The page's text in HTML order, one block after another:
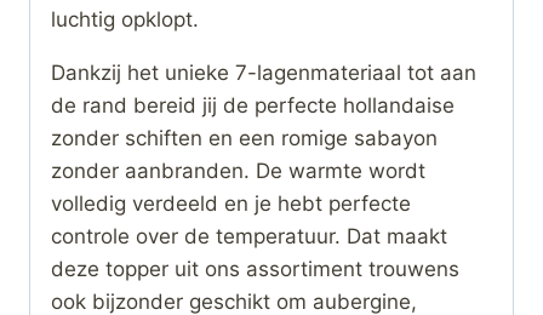
luchtig opklopt.
Dankzij het unieke 7-lagenmateriaal tot aan
de rand bereid jij de perfecte hollandaise
zonder schiften en een romige sabayon
zonder aanbranden. De warmte wordt
volledig verdeeld en je hebt perfecte
controle over de temperatuur. Dat maakt
deze topper uit ons assortiment trouwens
ook bijzonder geschikt om aubergine,